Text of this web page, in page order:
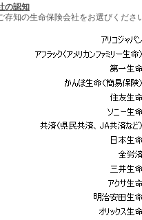
の認知
存知の生命保険会社をお選びくださ